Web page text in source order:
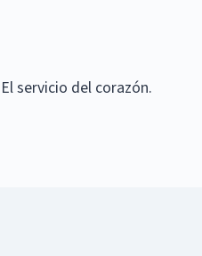
El servicio del corazón.